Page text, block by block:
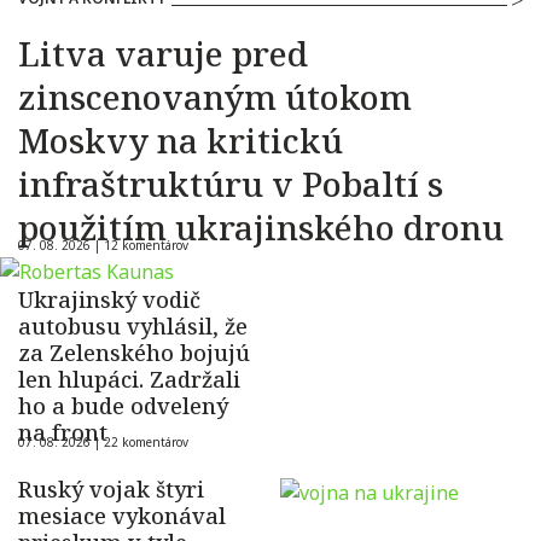
Litva varuje pred
zinscenovaným útokom
Moskvy na kritickú
infraštruktúru v Pobaltí s
použitím ukrajinského dronu
07. 08. 2026 |12 komentárov
Ukrajinský vodič
autobusu vyhlásil, že
za Zelenského bojujú
len hlupáci. Zadržali
ho a bude odvelený
na front
07. 08. 2026 |22 komentárov
Ruský vojak štyri
mesiace vykonával